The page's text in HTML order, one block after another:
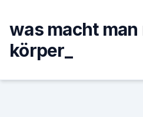
content
was macht man
körper_